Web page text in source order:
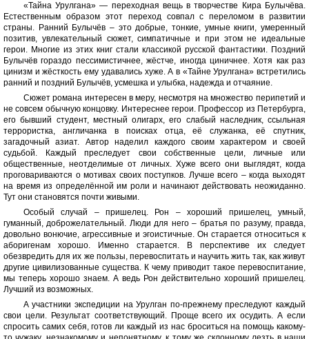
«Тайна Урулгана» — переходная вещь в творчестве Кира Булычёва.
Естественным образом этот переход совпал с переломом в развитии
страны. Ранний Булычёв – это добрые, тонкие, умные книги, умеренный
позитив, увлекательный сюжет, симпатичные и при этом не идеальные
герои. Многие из этих книг стали классикой русской фантастики. Поздний
Булычёв гораздо пессимистичнее, жёстче, иногда циничнее. Хотя как раз
цинизм и жёсткость ему удавались хуже. А в «Тайне Урулгана» встретились
ранний и поздний Булычёв, усмешка и улыбка, надежда и отчаяние.
Сюжет романа интересен в меру, несмотря на множество перипетий и
не совсем обычную концовку. Интереснее герои. Профессор из Петербурга,
его бывший студент, местный олигарх, его слабый наследник, ссыльная
террористка, англичанка в поисках отца, её служанка, её спутник,
загадочный азиат. Автор наделил каждого своим характером и своей
судьбой. Каждый преследует свои собственные цели, личные или
общественные, неотделимые от личных. Хуже всего они выглядят, когда
проговариваются о мотивах своих поступков. Лучше всего – когда выходят
на время из определённой им роли и начинают действовать неожиданно.
Тут они становятся почти живыми.
Особый случай – пришелец. Рон – хороший пришелец, умный,
гуманный, доброжелательный. Люди для него – братья по разуму, правда,
довольно вонючие, агрессивные и эгоистичные. Он старается относиться к
аборигенам хорошо. Именно старается. В перспективе их следует
обезвредить для их же пользы, перевоспитать и научить жить так, как живут
другие цивилизованные существа. К чему приводит такое перевоспитание,
мы теперь хорошо знаем. А ведь Рон действительно хороший пришелец.
Лучший из возможных.
А участники экспедиции на Урулган по-прежнему преследуют каждый
свои цели. Результат соответствующий. Проще всего их осудить. А если
спросить самих себя, готов ли каждый из нас броситься на помощь какому-